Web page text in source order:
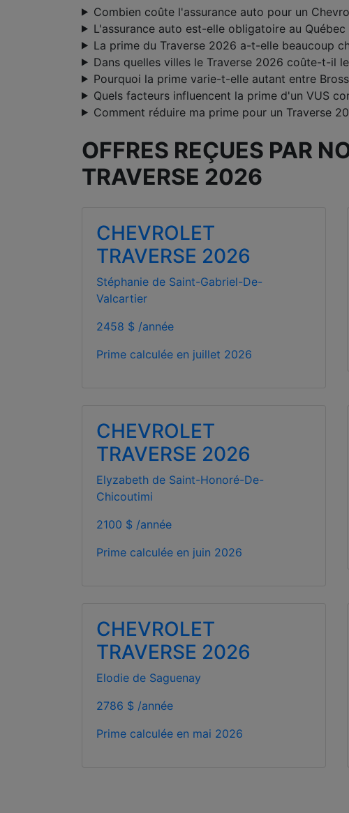
Combien coûte l'assurance auto pour un
L'assurance auto est-elle obligatoire au Québec
La prime du Traverse 2026 a-t-elle beaucoup
Dans quelles villes le Traverse 2026 coûte-t-il
Pourquoi la prime varie-t-elle autant entre
Quels facteurs influencent la prime d'un VUS
Comment réduire ma prime pour un Traverse
OFFRES REÇUES PAR
TRAVERSE 2026
CHEVROLET
TRAVERSE 2026
Stéphanie de Saint-Gabriel-De-
Valcartier
2458 $ /année
Prime calculée en juillet 2026
CHEVROLET
TRAVERSE 2026
Elyzabeth de Saint-Honoré-De-
Chicoutimi
2100 $ /année
Prime calculée en juin 2026
CHEVROLET
TRAVERSE 2026
Elodie de Saguenay
2786 $ /année
Prime calculée en mai 2026